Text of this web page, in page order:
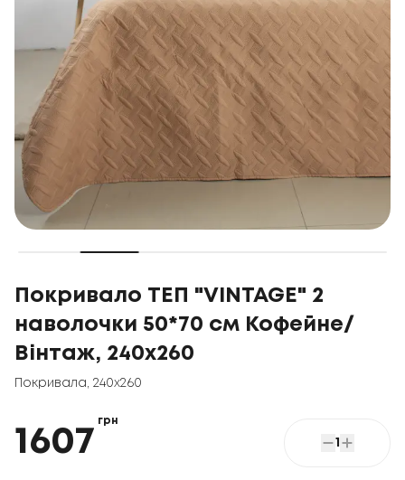
Покривало ТЕП "VINTAGE" 2
наволочки 50*70 см Кофейне/
Вінтаж, 240x260
Покривала 240x260
1607
грн
1